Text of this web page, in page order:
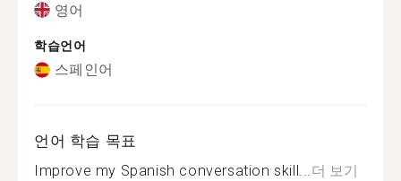
영어
학습언어
스페인어
언어 학습 목표
Improve my Spanish conversation skill...더 보기